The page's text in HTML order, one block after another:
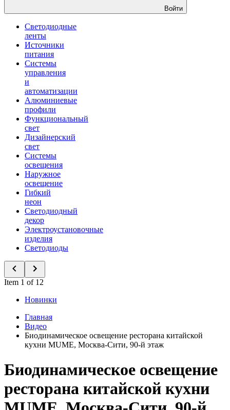
Войти
Светодиодные
ленты
Источники
питания
Системы
управления
и
автоматизации
Алюминиевые
профили
Функциональный
свет
Дизайнерский
свет
Системы
освещения
Наружное
освещение
Гибкий
неон
Светодиодный
декор
Электроустановочные
изделия
Светодиоды
Item 1 of 12
Новинки
Главная
Видео
Биодинамическое освещение ресторана китайской
кухни MUME, Москва-Сити, 90-й этаж
Биодинамическое освещение
ресторана китайской кухни